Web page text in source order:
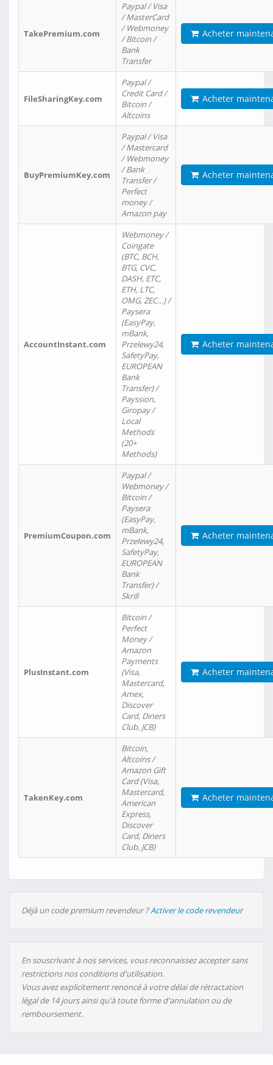
TakePremium.com
Paypal / Visa
/ MasterCard
/ Webmoney
/ Bitcoin /
Bank
Transfer
Acheter
FileSharingKey.com
Paypal /
Credit Card /
Bitcoin /
Altcoins
Acheter
BuyPremiumKey.com
Paypal / Visa
/ Mastercard
/ Webmoney
/ Bank
Transfer /
Perfect
money /
Amazon pay
Acheter
AccountInstant.com
Webmoney /
Coingate
(BTC, BCH,
BTG, CVC,
DASH, ETC,
ETH, LTC,
OMG, ZEC…) /
Paysera
(EasyPay,
mBank,
Przelewy24,
SafetyPay,
EUROPEAN
Bank
Transfer) /
Payssion,
Giropay /
Local
Methods
(20+
Methods)
Acheter
PremiumCoupon.com
Paypal /
Webmoney /
Bitcoin /
Paysera
(EasyPay,
mBank,
Przelewy24,
SafetyPay,
EUROPEAN
Bank
Transfer) /
Skrill
Acheter
PlusInstant.com
Bitcoin /
Perfect
Money /
Amazon
Payments
(Visa,
Mastercard,
Amex,
Discover
Card, Diners
Club, JCB)
Acheter
TakenKey.com
Bitcoin,
Altcoins /
Amazon Gift
Card (Visa,
Mastercard,
American
Express,
Discover
Card, Diners
Club, JCB)
Acheter
Déjà un code premium revendeur ?Activer le code revendeur
En souscrivant à nos services, vous reconnaissez accepter sans
restrictions nos conditions d'utilisation.
Vous avez explicitement renoncé à votre délai de rétractation
légal de 14 jours ainsi qu'à toute forme d'annulation ou de
remboursement.